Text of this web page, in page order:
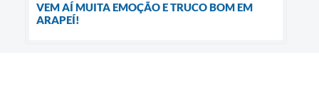
VEM AÍ MUITA EMOÇÃO E TRUCO BOM EM
ARAPEÍ!